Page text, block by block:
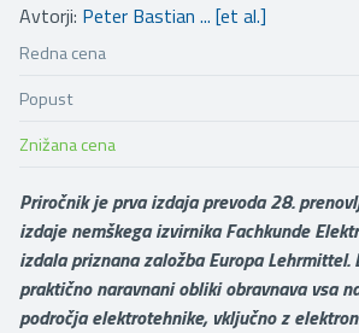
Avtorji: Peter Bastian ... [et al.]
Redna cena
Popust
Znižana cena
Priročnik je prva izdaja prevoda 28.
izdaje nemškega izvirnika Fachkunde
izdala priznana založba Europa Lehrmittel.
praktično naravnani obliki obravnava vsa
področja elektrotehnike, vključno z